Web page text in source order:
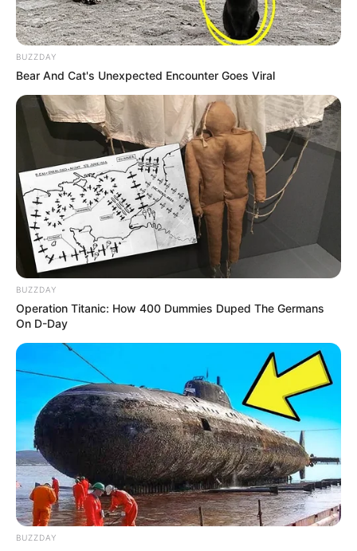
BUZZDAY
Bear And Cat's Unexpected Encounter Goes Viral
BUZZDAY
Operation Titanic: How 400 Dummies Duped The Germans
On D-Day
BUZZDAY